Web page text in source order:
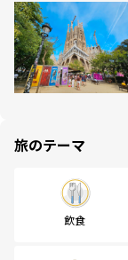
旅のテーマ
飲食